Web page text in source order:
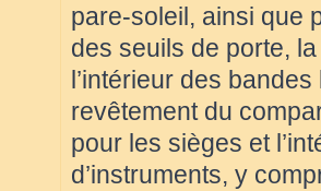
pare-soleil, ainsi que
des seuils de porte,
l’intérieur des
revêtement du
pour les sièges et
d’instruments, y